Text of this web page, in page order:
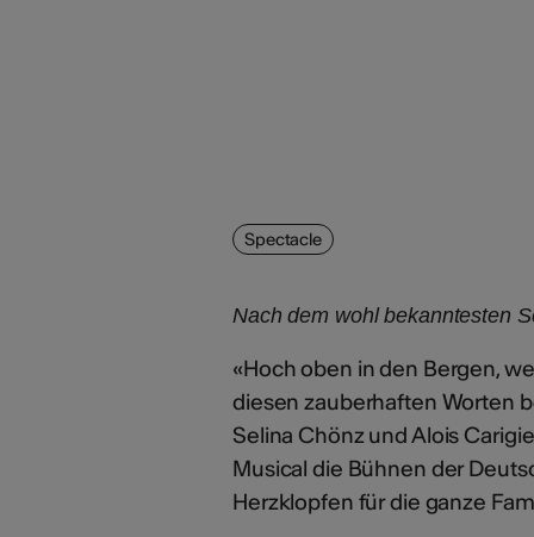
Spectacle
Nach dem wohl bekanntesten
«Hoch oben in den Bergen,
diesen zauberhaften Worten
Selina Chönz und Alois
Musical die Bühnen der
Herzklopfen für die ganze